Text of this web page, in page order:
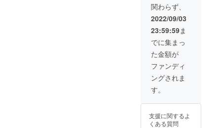
関わらず、
2022/09/03
23:59:59ま
でに集まっ
た金額が
ファンディ
ングされま
す。
支援に関するよ
くある質問